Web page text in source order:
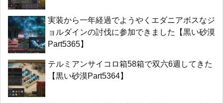
実装から一年経過でようやくエダニアボスなジ
ョルダインの討伐に参加できました【黒い砂漠
Part5365】
テルミアンサイコロ箱58箱で双六6週してきた
【黒い砂漠Part5364】